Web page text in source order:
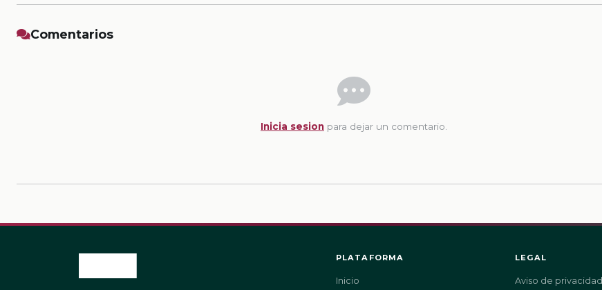
Comentarios
Inicia sesion para dejar un comentario.
PLATAFORMA
Inicio
LEGAL
Aviso de privacidad